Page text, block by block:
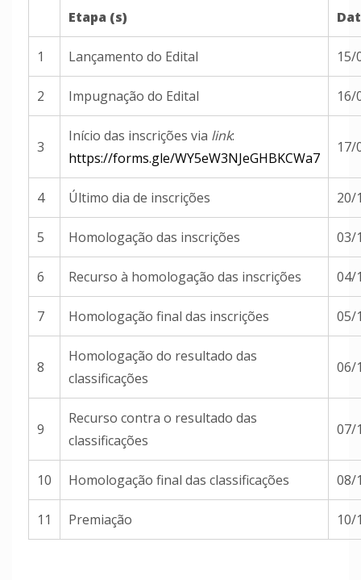
Etapa (s)
1 Lançamento do Edital 15/
2 Impugnação do Edital 16/
3
Início das inscrições via link:
https://forms.gle/WY5eW3NJeGHBKCWa7
17/
4 Último dia de inscrições 20/
5 Homologação das inscrições 03/
6 Recurso à homologação das inscrições 04/
7 Homologação final das inscrições 05/
8
Homologação do resultado das
classificações
06/
9
Recurso contra o resultado das
classificações
07/
10 Homologação final das classificações 08/
11 Premiação 10/